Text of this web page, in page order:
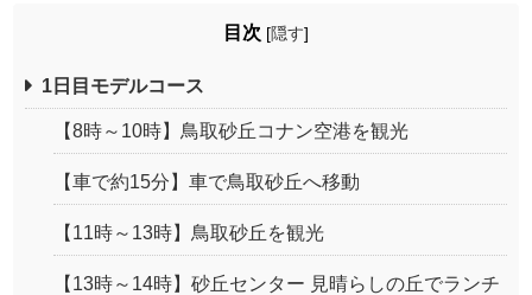
目次 [隠す]
1日目モデルコース
【8時～10時】鳥取砂丘コナン空港を観光
【車で約15分】車で鳥取砂丘へ移動
【11時～13時】鳥取砂丘を観光
【13時～14時】砂丘センター 見晴らしの丘でランチ